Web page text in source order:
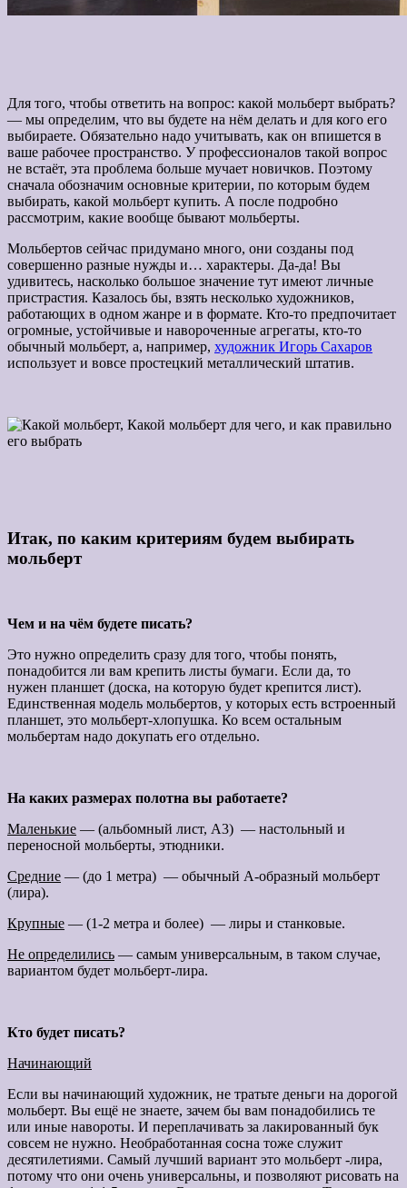
Для того, чтобы ответить на вопрос: какой мольберт выбрать?
— мы определим, что вы будете на нём делать и для кого его
выбираете. Обязательно надо учитывать, как он впишется в
ваше рабочее пространство. У профессионалов такой вопрос
не встаёт, эта проблема больше мучает новичков. Поэтому
сначала обозначим основные критерии, по которым будем
выбирать, какой мольберт купить. А после подробно
рассмотрим, какие вообще бывают мольберты.
Мольбертов сейчас придумано много, они созданы под
совершенно разные нужды и… характеры. Да-да! Вы
удивитесь, насколько большое значение тут имеют личные
пристрастия. Казалось бы, взять несколько художников,
работающих в одном жанре и в формате. Кто-то предпочитает
огромные, устойчивые и навороченные агрегаты, кто-то
обычный мольберт, а, например, художник Игорь Сахаров
использует и вовсе простецкий металлический штатив.
Итак, по каким критериям будем выбирать
мольберт
Чем и на чём будете писать?
Это нужно определить сразу для того, чтобы понять,
понадобится ли вам крепить листы бумаги. Если да, то
нужен планшет (доска, на которую будет крепится лист).
Единственная модель мольбертов, у которых есть встроенный
планшет, это мольберт-хлопушка. Ко всем остальным
мольбертам надо докупать его отдельно.
На каких размерах полотна вы работаете?
Маленькие — (альбомный лист, А3) — настольный и
переносной мольберты, этюдники.
Средние — (до 1 метра) — обычный А-образный мольберт
(лира).
Крупные — (1-2 метра и более) — лиры и станковые.
Не определились — самым универсальным, в таком случае,
вариантом будет мольберт-лира.
Кто будет писать?
Начинающий
Если вы начинающий художник, не тратьте деньги на дорогой
мольберт. Вы ещё не знаете, зачем бы вам понадобились те
или иные навороты. И переплачивать за лакированный бук
совсем не нужно. Необработанная сосна тоже служит
десятилетиями. Самый лучший вариант это мольберт -лира,
потому что они очень универсальны, и позволяют рисовать на